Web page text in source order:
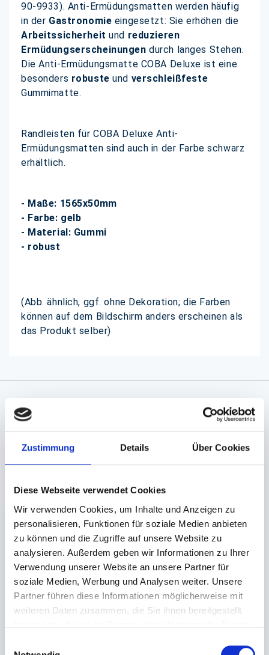
Zustimmung Details Über Cookies
Diese Webseite verwendet Cookies
Wir verwenden Cookies, um Inhalte und Anzeigen zu
personalisieren, Funktionen für soziale Medien anbieten
zu können und die Zugriffe auf unsere Website zu
analysieren. Außerdem geben wir Informationen zu Ihrer
Verwendung unserer Website an unsere Partner für
soziale Medien, Werbung und Analysen weiter. Unsere
Partner führen diese Informationen möglicherweise mit
weiteren Daten zusammen, die Sie ihnen bereitgestellt
90-9933). Anti-Ermüdungsmatten werden häufig
in der Gastronomie eingesetzt: Sie erhöhen die
Arbeitssicherheit und reduzieren
Ermüdungserscheinungen durch langes Stehen.
Die Anti-Ermüdungsmatte COBA Deluxe ist eine
besonders robuste und verschleißfeste
Gummimatte.
Randleisten für COBA Deluxe Anti-
Ermüdungsmatten sind auch in der Farbe schwarz
erhältlich.
- Maße: 1565x50mm
- Farbe: gelb
- Material: Gummi
- robust
(Abb. ähnlich, ggf. ohne Dekoration; die Farben
können auf dem Bildschirm anders erscheinen als
das Produkt selber)
Angaben zur Informationspflichten der GPSR
Produktsicherheitsverordnung:packpack.de GmbH, Am
Bullhamm 24-26, D-26441 Jever, info@packpack.de
Matte, Anti-
100x150cm